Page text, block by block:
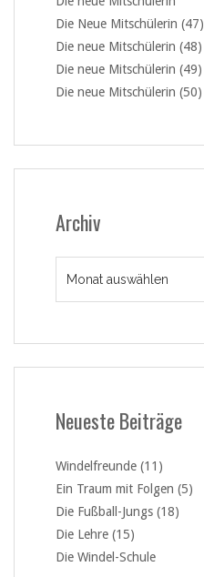
Die Neue Mitschülerin (47)
Die neue Mitschülerin (48)
Die neue Mitschülerin (49)
Die neue Mitschülerin (50)
Archiv
Neueste Beiträge
Windelfreunde (11)
Ein Traum mit Folgen (5)
Die Fußball-Jungs (18)
Die Lehre (15)
Die Windel-Schule